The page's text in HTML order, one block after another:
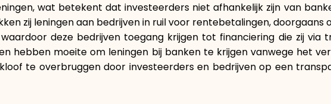
wat betekent dat investeerders niet afhankelijk zijn van
zij leningen aan bedrijven in ruil voor rentebetalingen, doorgaans
deze bedrijven toegang krijgen tot financiering die zij via
hebben moeite om leningen bij banken te krijgen vanwege het
te overbruggen door investeerders en bedrijven op een